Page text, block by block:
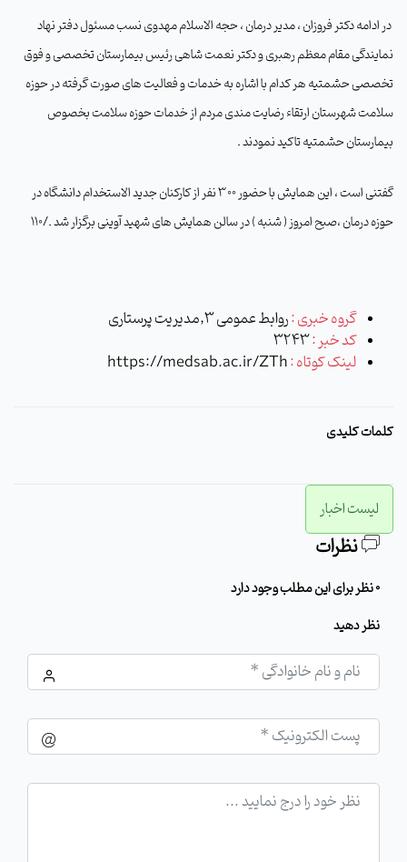
در ادامه دکتر فروزان ، مدیر درمان ، حجه الاسلام مهدوی نسب مسئول دفتر نهاد
نمایندگی مقام معظم رهبری و دکتر نعمت شاهی رئیس بیمارستان تخصصی و فوق
تخصصی حشمتیه هر کدام با اشاره به خدمات و فعالیت های صورت گرفته در حوزه
سلامت شهرستان ارتقاء رضایت مندی مردم از خدمات حوزه سلامت بخصوص
بیمارستان حشمتیه تاکید نمودند .
گفتنی است ، این همایش با حضور 300 نفر از کارکنان جدید الاستخدام دانشگاه در
حوزه درمان ،صبح امروز ( شنبه ) در سالن همایش های شهید آوینی برگزار شد ./110
گروه خبری :روابط عمومی 3,مدیریت پرستاری
کد خبر :3243
لینک کوتاه :https://medsab.ac.ir/ZTh
کلمات کلیدی
لیست اخبار
نظرات
0 نظر برای این مطلب وجود دارد
نظر دهید